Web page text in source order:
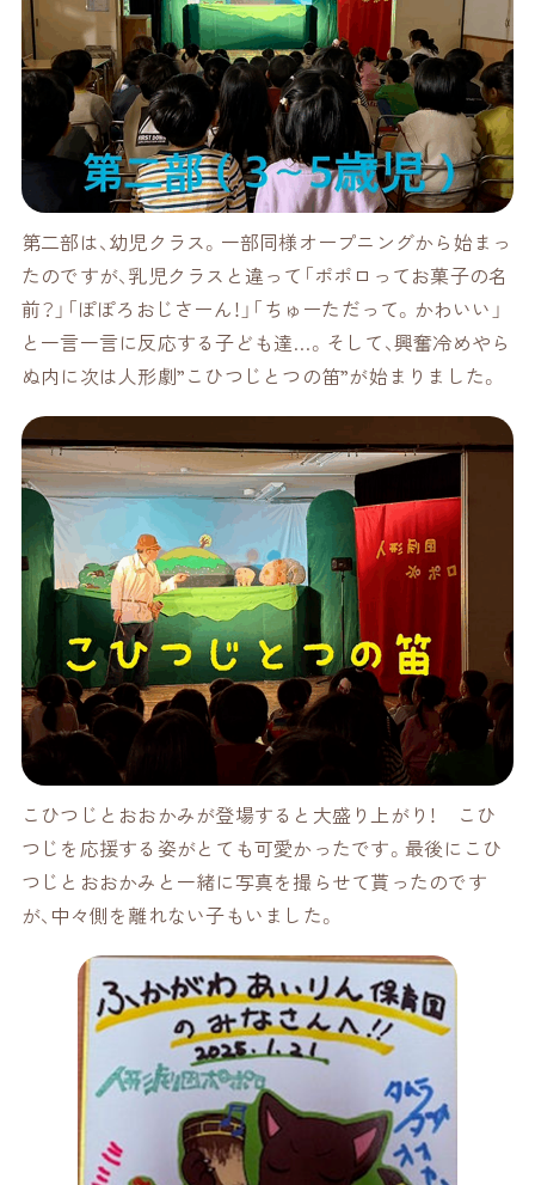
第二部は、幼児クラス。一部同様オープニングから始まっ
たのですが、乳児クラスと違って「ポポロってお菓子の名
前？」「ぽぽろおじさーん！」「ちゅーただって。かわいい」
と一言一言に反応する子ども達…。そして、興奮冷めやら
ぬ内に次は人形劇”こひつじとつの笛”が始まりました。
こひつじとおおかみが登場すると大盛り上がり！ こひ
つじを応援する姿がとても可愛かったです。最後にこひ
つじとおおかみと一緒に写真を撮らせて貰ったのです
が、中々側を離れない子もいました。